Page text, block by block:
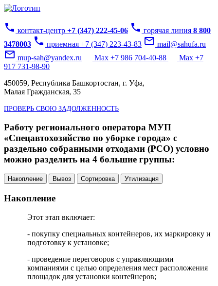
phone контакт-центр +7 (347) 222-45-06 phone горячая линия 8 800
3478003 phone приемная +7 (347) 223-43-83 mail_outline mail@sahufa.ru
mail_outline mup-sah@yandex.ru Max +7 986 704-40-88
Max +7
917 731-98-90
450059, Республика Башкортостан, г. Уфа,
Малая Гражданская, 35
ПРОВЕРЬ СВОЮ ЗАДОЛЖЕННОСТЬ
Работу регионального оператора МУП
«Спецавтохозяйство по уборке города» с
раздельно собранными отходами (РСО) условно
можно разделить на 4 большие группы:
Накопление Вывоз Сортировка Утилизация
Накопление
Этот этап включает:
- покупку специальных контейнеров, их маркировку и
подготовку к установке;
- проведение переговоров с управляющими
компаниями с целью определения мест расположения
площадок для установки контейнеров;